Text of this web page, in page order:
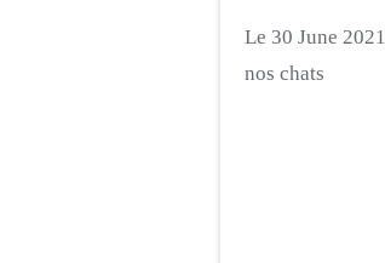
Le 30 June
nos chats